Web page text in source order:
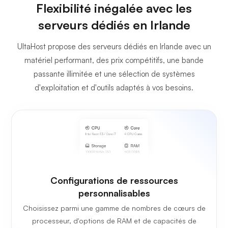
Flexibilité inégalée avec les
serveurs dédiés en Irlande
UltaHost propose des serveurs dédiés en Irlande avec un
matériel performant, des prix compétitifs, une bande
passante illimitée et une sélection de systèmes
d'exploitation et d'outils adaptés à vos besoins.
Configurations de ressources
personnalisables
Choisissez parmi une gamme de nombres de cœurs de
processeur, d'options de RAM et de capacités de